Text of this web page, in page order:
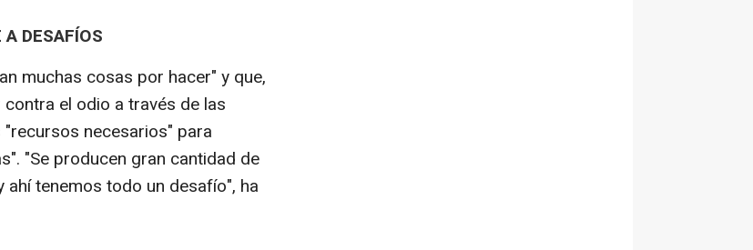
DESAFÍOS
muchas cosas por hacer" y que,
el odio a través de las
necesarios" para
"Se producen gran cantidad de
tenemos todo un desafío", ha